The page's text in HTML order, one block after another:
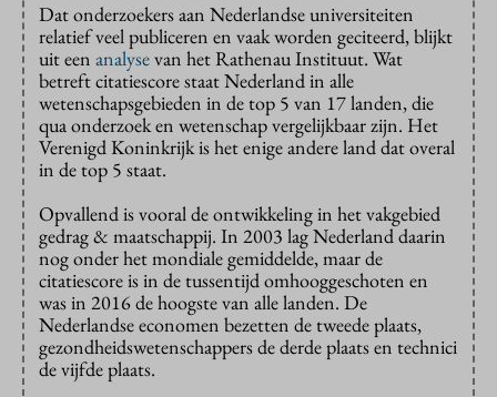
Dat onderzoekers aan Nederlandse universiteiten
relatief veel publiceren en vaak worden geciteerd, blijkt
uit een analysevan het Rathenau Instituut. Wat
betreft citatiescore staat Nederland in alle
wetenschapsgebieden in de top 5 van 17 landen, die
qua onderzoek en wetenschap vergelijkbaar zijn. Het
Verenigd Koninkrijk is het enige andere land dat overal
in de top 5 staat.
Opvallend is vooral de ontwikkeling in het vakgebied
gedrag & maatschappij. In 2003 lag Nederland daarin
nog onder het mondiale gemiddelde, maar de
citatiescore is in de tussentijd omhooggeschoten en
was in 2016 de hoogste van alle landen. De
Nederlandse economen bezetten de tweede plaats,
gezondheidswetenschappers de derde plaats en technici
de vijfde plaats.